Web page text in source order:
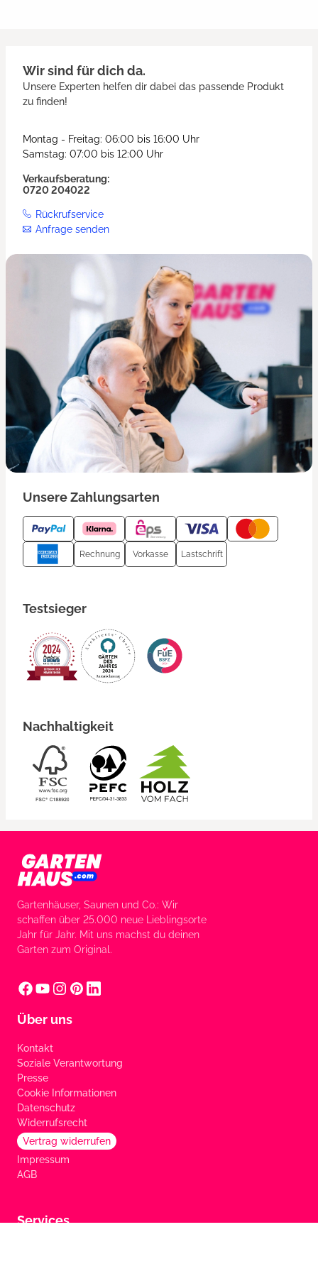
Wir sind für dich da.
Unsere Experten helfen dir dabei das passende Produkt
zu finden!
Montag - Freitag: 06:00 bis 16:00 Uhr
Samstag: 07:00 bis 12:00 Uhr
Verkaufsberatung:
0720 204022
Rückrufservice
Anfrage senden
Unsere Zahlungsarten
Rechnung Vorkasse Lastschrift
Testsieger
Nachhaltigkeit
Gartenhäuser, Saunen und Co.: Wir
schaffen über 25.000 neue Lieblingsorte
Jahr für Jahr. Mit uns machst du deinen
Garten zum Original.
Über uns
Kontakt
Soziale Verantwortung
Presse
Cookie Informationen
Datenschutz
Widerrufsrecht
Vertrag widerrufen
Impressum
AGB
Services